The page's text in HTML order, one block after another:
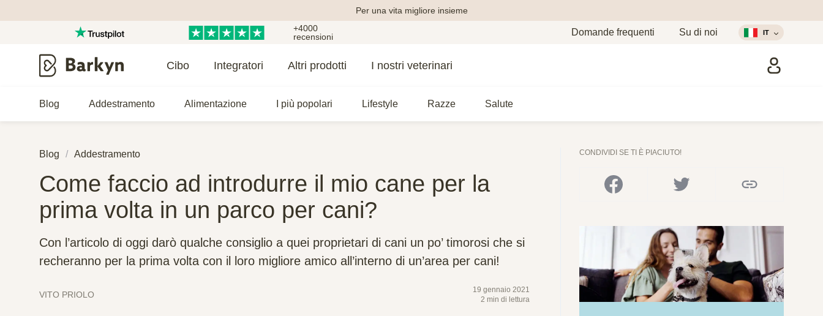
Per una vita migliore insieme
+4000
recensioni
Domande frequenti Su di noi IT
Cibo Integratori Altri prodotti I nostri veterinari
Blog Addestramento Alimentazione I più popolari Lifestyle Razze Salute
Blog Addestramento
Come faccio ad introdurre il mio cane per la
prima volta in un parco per cani?
Con l’articolo di oggi darò qualche consiglio a quei proprietari di cani un po’ timorosi che si
recheranno per la prima volta con il loro migliore amico all’interno di un’area per cani!
VITO PRIOLO
19 gennaio 2021
2 min di lettura
CONDIVIDI SE TI È PIACIUTO!